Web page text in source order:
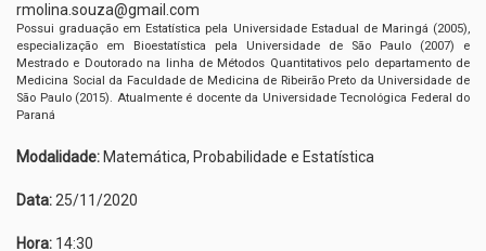
rmolina.souza@gmail.com
Possui graduação em Estatística pela Universidade Estadual de Maringá (2005),
especialização em Bioestatística pela Universidade de São Paulo (2007) e
Mestrado e Doutorado na linha de Métodos Quantitativos pelo departamento de
Medicina Social da Faculdade de Medicina de Ribeirão Preto da Universidade de
São Paulo (2015). Atualmente é docente da Universidade Tecnológica Federal do
Paraná
Modalidade: Matemática, Probabilidade e Estatística
Data: 25/11/2020
Hora: 14:30